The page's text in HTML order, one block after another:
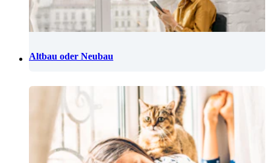
Altbau oder Neubau